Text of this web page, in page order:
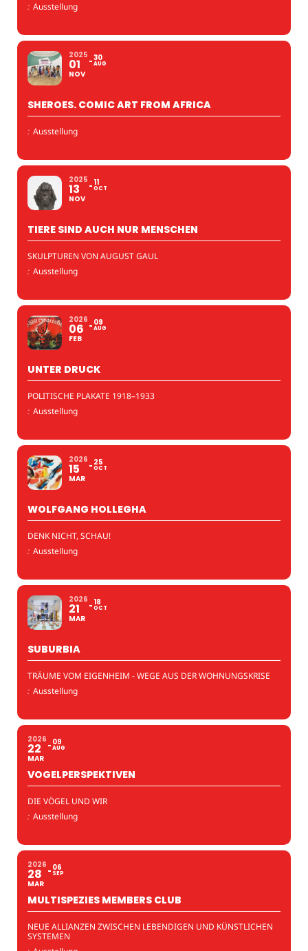
: Ausstellung
2025
01
NOV
30
AUG
SHEROES. COMIC ART FROM AFRICA
: Ausstellung
2025
13
NOV
11
OCT
TIERE SIND AUCH NUR MENSCHEN
SKULPTUREN VON AUGUST GAUL
: Ausstellung
2026
06
FEB
09
AUG
UNTER DRUCK
POLITISCHE PLAKATE 1918–1933
: Ausstellung
2026
15
MAR
25
OCT
WOLFGANG HOLLEGHA
DENK NICHT, SCHAU!
: Ausstellung
2026
21
MAR
18
OCT
SUBURBIA
TRÄUME VOM EIGENHEIM - WEGE AUS DER WOHNUNGSKRISE
: Ausstellung
2026
22
MAR
09
AUG
VOGELPERSPEKTIVEN
DIE VÖGEL UND WIR
: Ausstellung
2026
28
MAR
06
SEP
MULTISPEZIES MEMBERS CLUB
NEUE ALLIANZEN ZWISCHEN LEBENDIGEN UND KÜNSTLICHEN
SYSTEMEN